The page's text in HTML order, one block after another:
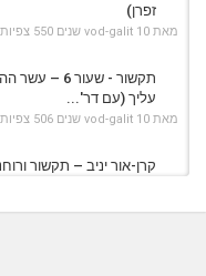
זפרן)
מאת vod-galit 10 שנים 550 צפיות
תקשור - שעור
עליך (עם דר'...
מאת vod-galit 10 שנים 506 צפיות
קרן-אור יניב – תקשור